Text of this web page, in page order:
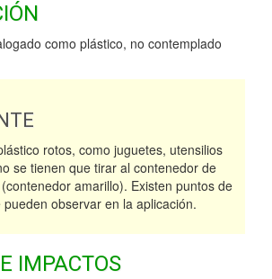
como plástico, no contemplado
rotos, como juguetes, utensilios
se tienen que tirar al contenedor de
amarillo). Existen puntos de
observar en la aplicación.
IMPACTOS